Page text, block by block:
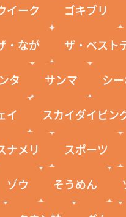
イーク ゴキブリ
・なが ザ・ベスト
タ サンマ シ
イ スカイダイビン
ナメリ スポーツ
ゾウ そうめん